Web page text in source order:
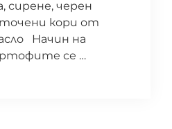
сирене, черен
кори от
Начин на
се …